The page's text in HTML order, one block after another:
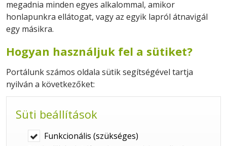
megadnia minden egyes alkalommal, amikor
honlapunkra ellátogat, vagy az egyik lapról átnavigál
egy másikra.
Hogyan használjuk fel a sütiket?
Portálunk számos oldala sütik segítségével tartja
nyilván a következőket:
Süti beállítások
Funkcionális (szükséges)